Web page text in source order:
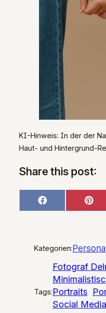
KI-Hinweis: In der der
Haut- und Hintergrund-
Share this post:
Share
on
Facebook
on
Kategorien:
Tags:
Fotograf
Portraits
Social